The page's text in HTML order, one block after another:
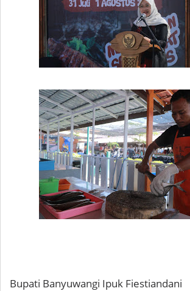
Bupati Banyuwangi Ipuk Fiestiandani